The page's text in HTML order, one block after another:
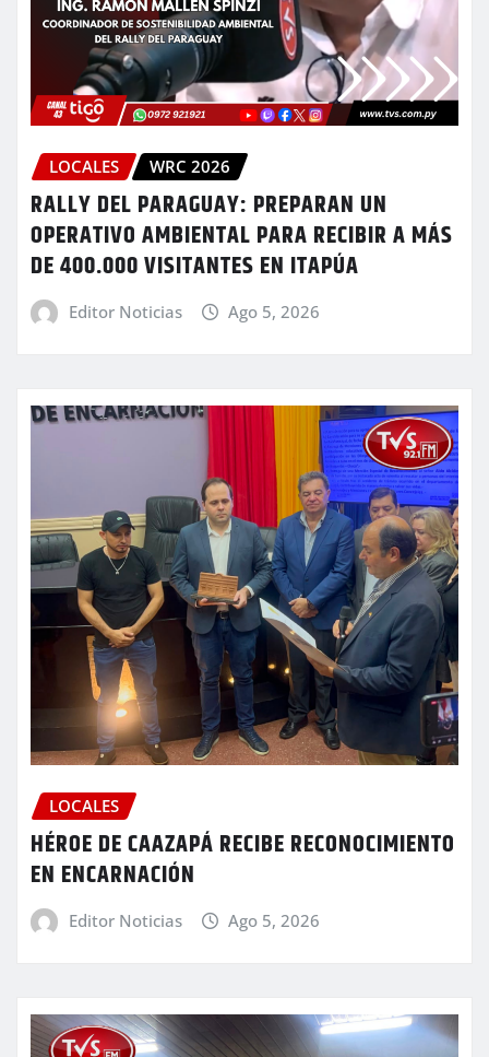
LOCALES WRC 2026
RALLY DEL PARAGUAY: PREPARAN UN
OPERATIVO AMBIENTAL PARA RECIBIR A MÁS
DE 400.000 VISITANTES EN ITAPÚA
Editor Noticias Ago 5, 2026
LOCALES
HÉROE DE CAAZAPÁ RECIBE RECONOCIMIENTO
EN ENCARNACIÓN
Editor Noticias Ago 5, 2026